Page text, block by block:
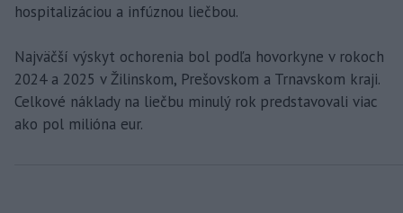
hospitalizáciou a infúznou liečbou.
Najväčší výskyt ochorenia bol podľa hovorkyne v rokoch
2024 a 2025 v Žilinskom, Prešovskom a Trnavskom kraji.
Celkové náklady na liečbu minulý rok predstavovali viac
ako pol milióna eur.